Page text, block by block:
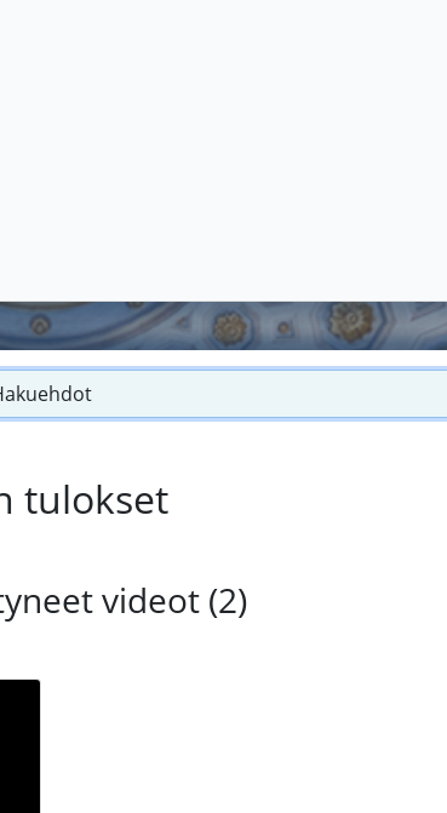
tulokset
videot (2)